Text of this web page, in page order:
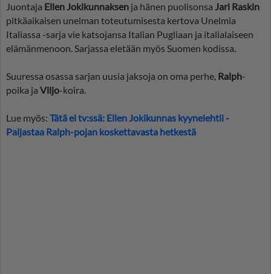
Juontaja Ellen Jokikunnaksen ja hänen puolisonsa Jari Raskin
pitkäaikaisen unelman toteutumisesta kertova Unelmia
Italiassa -sarja vie katsojansa Italian Pugliaan ja italialaiseen
elämänmenoon. Sarjassa eletään myös Suomen kodissa.
Suuressa osassa sarjan uusia jaksoja on oma perhe, Ralph-
poika ja Viljo-koira.
Lue myös: Tätä ei tv:ssä: Ellen Jokikunnas kyynelehtii -
Paljastaa Ralph-pojan koskettavasta hetkestä